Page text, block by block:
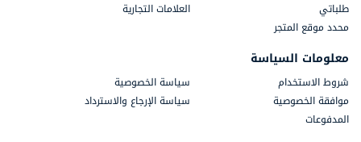
طلباتي
العلامات التجارية
محدد موقع المتجر
معلومات السياسة
شروط الاستخدام
سياسة الخصوصية
موافقة الخصوصية
سياسة الإرجاع والاسترداد
المدفوعات